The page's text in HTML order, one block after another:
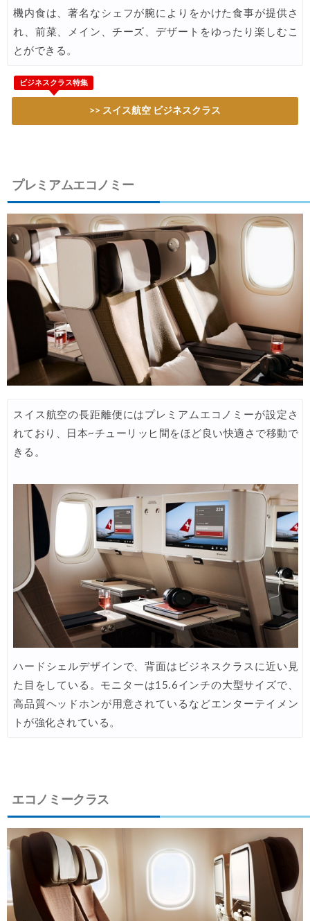
06/01 Trip.com) 海外ホテル2%OFFクーポン TRIP1
06/01 エアトリ) 海外航空券(60日前) 1,000円OFFクーポン
06/01 Trip.com) 海外航空券1%OFFクーポン TRIP2
楽天トラベル) 海外ツアー 最大30,000円OFFクーポン
05/27 JTB) 海外ツアー(冬・春) 最大40,000円OFFクーポン
05/25 楽天トラベル) 海外ツアー 最大30,000円OFFクーポン
05/25 Trip.com) 海外航空券(アジア・ハワイ) 6,900円~
05/23 Trip.com) 航空券＋ホテル 最大5,000円OFFクーポン
Trip.com) 海外航空券 最大2,500円OFFクーポン
05/22 HIS) 海外旅行タイムセール
05/22 楽天トラベル) 海外ツアー 最大50,000円OFFクーポン
05/20 楽天トラベル) 海外ツアー 最大30,000円OFFクーポン
HIS) 海外航空券 2,000円OFFクーポン
05/16 楽天トラベル) 海外ツアー 最大50,000円OFFクーポン
05/14 Trip.com) 航空券+ホテル 最大5,000円OFFクーポン
05/14 Trip.com) 海外航空券 最大3,000円OFFクーポン
05/14 Trip.com) ホテル 最大3,000円OFFクーポン
05/13 HIS) 海外航空券タイムセール
05/12 Trip.com) 航空券+ホテル 最大5,000円OFFクーポン
05/12 Trip.com) ホテル 最大3,000円OFFクーポン
Trip.com) 海外航空券 最大3,000円OFFクーポン
05/11 エアトリ) 航空券+ホテル 最大30,000円OFFクーポン
05/11 エアトリ) 海外ホテル 最大30,000円OFFクーポン
05/08 HIS) スーパーサマーセール2026
05/08 HIS) 海外航空券 2,000円OFFクーポン
楽天トラベル) 海外ツアー 最大50,000円OFFクーポン
05/07 JTB) 海外ツアータイムセール
05/07 Trip.com) 航空券+ホテル 最大10,000円OFFクーポン
機内食は、著名なシェフが腕によりをかけた食事が提供さ
れ、前菜、メイン、チーズ、デザートをゆったり楽しむこ
とができる。
ビジネスクラス特集
>> スイス航空 ビジネスクラス
プレミアムエコノミー
スイス航空の長距離便にはプレミアムエコノミーが設定さ
れており、日本~チューリッヒ間をほど良い快適さで移動で
きる。
ハードシェルデザインで、背面はビジネスクラスに近い見
た目をしている。モニターは15.6インチの大型サイズで、
高品質ヘッドホンが用意されているなどエンターテイメン
トが強化されている。
エコノミークラス